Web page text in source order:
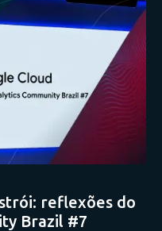
reflexões do
Brazil #7